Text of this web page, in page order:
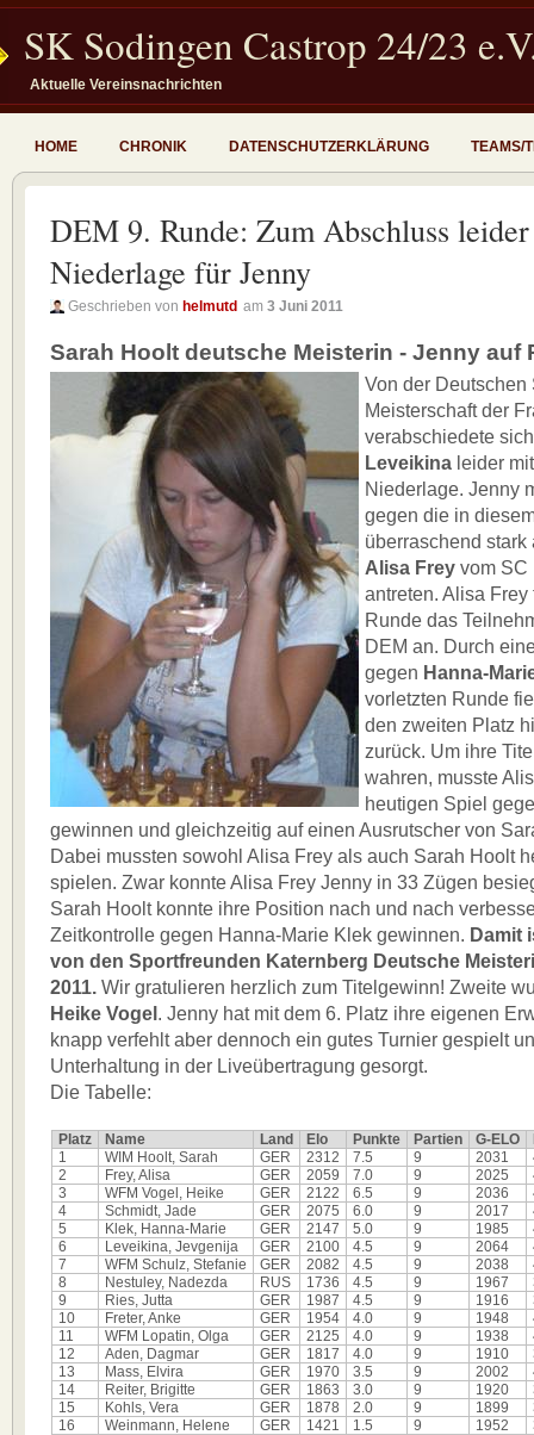
SK Sodingen Castrop 24/23
Aktuelle Vereinsnachrichten
HOME CHRONIK DATENSCHUTZERKLÄRUNG TEAMS/
DEM 9. Runde: Zum Abschluss
Niederlage für Jenny
Geschrieben von helmutd am 3 Juni 2011
Sarah Hoolt deutsche Meisterin - Jenny auf
Von der Deutschen
Meisterschaft der
verabschiedete
Leveikina leider
Niederlage. Jenny
gegen die in
überraschend
Alisa Frey vom SC
antreten. Alisa Frey
Runde das
DEM an. Durch
gegen Hanna-
vorletzten Runde
den zweiten Platz
zurück. Um ihre
wahren, musste
heutigen Spiel
gewinnen und gleichzeitig auf einen Ausrutscher von
Dabei mussten sowohl Alisa Frey als auch Sarah Hoolt
spielen. Zwar konnte Alisa Frey Jenny in 33 Zügen
Sarah Hoolt konnte ihre Position nach und nach
Zeitkontrolle gegen Hanna-Marie Klek gewinnen. Damit
von den Sportfreunden Katernberg Deutsche
2011. Wir gratulieren herzlich zum Titelgewinn! Zweite
Heike Vogel . Jenny hat mit dem 6. Platz ihre eigenen
knapp verfehlt aber dennoch ein gutes Turnier gespielt
Unterhaltung in der Liveübertragung gesorgt.
Die Tabelle:
Platz Name Land Elo Punkte Partien G-ELO
1
WIM Hoolt, Sarah GER 2312 7.5 9 2031
2
Frey, Alisa GER 2059 7.0 9 2025
3
WFM Vogel, Heike GER 2122 6.5 9 2036
4
Schmidt, Jade GER 2075 6.0 9 2017
5
Klek, Hanna-Marie GER 2147 5.0 9 1985
6
Leveikina, Jevgenija GER 2100 4.5 9 2064
7
WFM Schulz, Stefanie GER 2082 4.5 9 2038
8
Nestuley, Nadezda RUS 1736 4.5 9 1967
9
Ries, Jutta GER 1987 4.5 9 1916
10
Freter, Anke GER 1954 4.0 9 1948
11
WFM Lopatin, Olga GER 2125 4.0 9 1938
12
Aden, Dagmar GER 1817 4.0 9 1910
13
Mass, Elvira GER 1970 3.5 9 2002
14
Reiter, Brigitte GER 1863 3.0 9 1920
15
Kohls, Vera GER 1878 2.0 9 1899
16
Weinmann, Helene GER 1421 1.5 9 1952